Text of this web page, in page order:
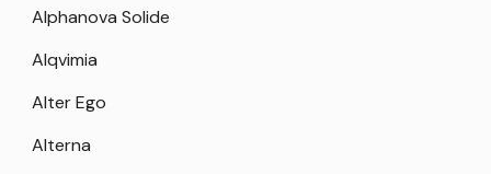
Alphanova Solide
Alqvimia
Alter Ego
Alterna